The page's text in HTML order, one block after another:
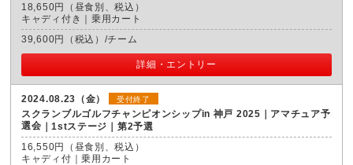
18,650円（昼食別、税込）
キャディ付き｜乗用カート
39,600円（税込）/チーム
詳細・エントリー
2024.08.23（金） 受付終了
スクランブルゴルフチャンピオンシップin 神戸 2025｜アマチュア予
選会
1stステージ｜第2予選
16,550円（昼食別、税込）
キャディ付｜乗用カート